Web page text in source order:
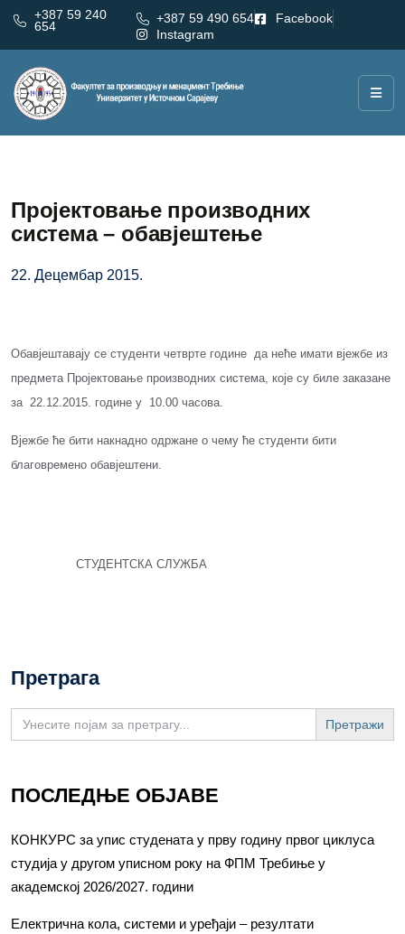
+387 59 240
654
+387 59 490 654
Facebook
Instagram
Пројектовање производних
система – обавјештење
22. Децембар 2015.
Обавјештавају се студенти четврте године да неће имати вјежбе из
предмета Пројектовање производних система, које су биле заказане
за 22.12.2015. године у 10.00 часова.
Вјежбе ће бити накнадно одржане о чему ће студенти бити
благовремено обавјештени.
СТУДЕНТСКА СЛУЖБА
Претрага
Search
for:
ПОСЛЕДЊЕ ОБЈАВЕ
КОНКУРС за упис студената у прву годину првог циклуса
студија у другом уписном року на ФПМ Требиње у
академској 2026/2027. години
Електрична кола, системи и уређаји – резултати